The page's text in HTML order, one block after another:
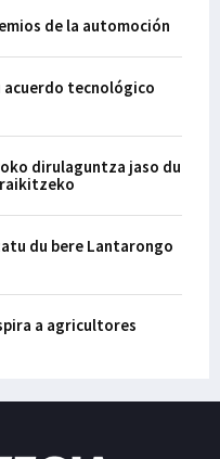
de la automoción
acuerdo tecnológico
dirulaguntza jaso du
du bere Lantarongo
a agricultores